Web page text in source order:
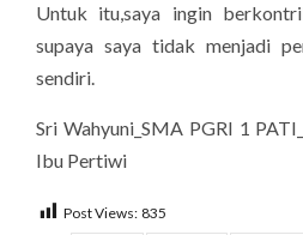
Untuk itu,saya ingin
supaya saya tidak menjadi
sendiri.
Sri Wahyuni_SMA PGRI 1
Ibu Pertiwi
Post Views: 835